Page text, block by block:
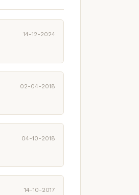
14-12-2024
02-04-2018
04-10-2018
14-10-2017